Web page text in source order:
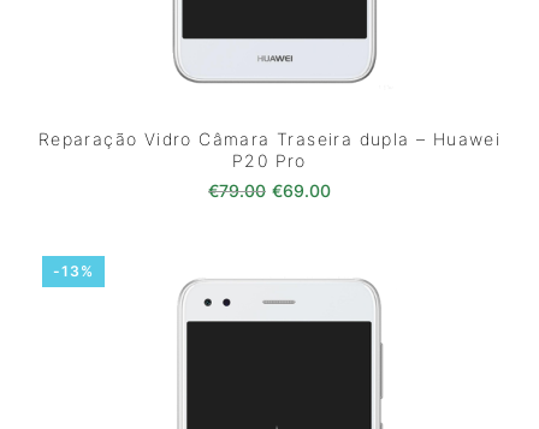
Reparação Vidro Câmara Traseira dupla – Huawei
P20 Pro
€79.00 O preço original era: €79.00.
€69.00O preço atual é:
-13%